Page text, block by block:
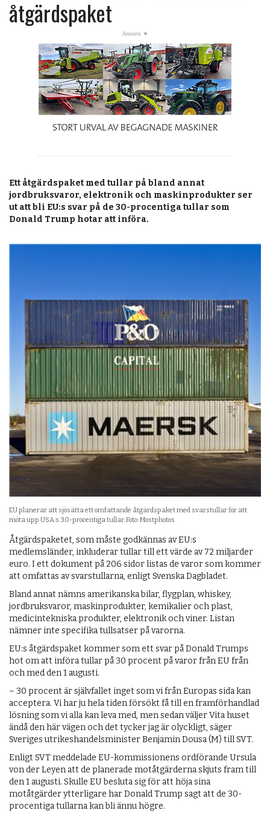
Veckans nyheter
RSS-flöde
OPINION
KALENDER
MARKNAD
TJÄNSTER
JOBB
ANNONSERA
åtgärdspaket
Ett åtgärdspaket med tullar på bland annat
jordbruksvaror, elektronik och maskinprodukter ser
ut att bli EU:s svar på de 30-procentiga tullar som
Donald Trump hotar att införa.
EU planerar att sjösätta ett omfattande åtgärdspaket med svarstullar för att
möta upp USA:s 30-procentiga tullar. Foto: Mostphotos
Åtgärdspaketet, som måste godkännas av EU:s
medlemsländer, inkluderar tullar till ett värde av 72 miljarder
euro. I ett dokument på 206 sidor listas de varor som kommer
att omfattas av svarstullarna, enligt Svenska Dagbladet.
Bland annat nämns amerikanska bilar, flygplan, whiskey,
jordbruksvaror, maskinprodukter, kemikalier och plast,
medicintekniska produkter, elektronik och viner. Listan
nämner inte specifika tullsatser på varorna.
EU:s åtgärdspaket kommer som ett svar på Donald Trumps
hot om att införa tullar på 30 procent på varor från EU från
och med den 1 augusti.
– 30 procent är självfallet inget som vi från Europas sida kan
acceptera. Vi har ju hela tiden försökt få till en framförhandlad
lösning som vi alla kan leva med, men sedan väljer Vita huset
ändå den här vägen och det tycker jag är olyckligt, säger
Sveriges utrikeshandelsminister Benjamin Dousa (M) till SVT.
Enligt SVT meddelade EU-kommissionens ordförande Ursula
von der Leyen att de planerade motåtgärderna skjuts fram till
den 1 augusti. Skulle EU besluta sig för att höja sina
motåtgärder ytterligare har Donald Trump sagt att de 30-
procentiga tullarna kan bli ännu högre.